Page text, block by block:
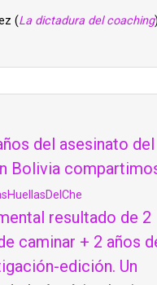
(La dictadura del coaching)
del asesinato del
Bolivia
resultado de 2
caminar + 2 años
edición. Un